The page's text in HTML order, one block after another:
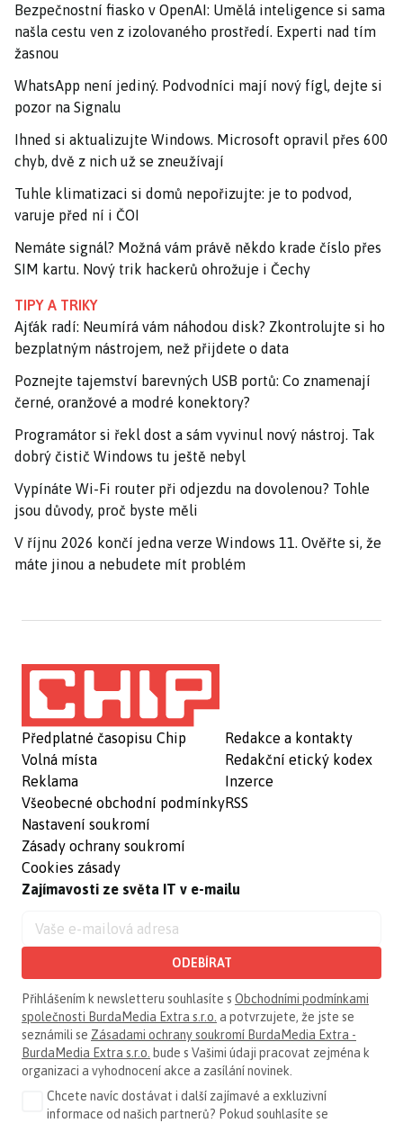
Bezpečnostní fiasko v OpenAI: Umělá inteligence si sama
našla cestu ven z izolovaného prostředí. Experti nad tím
žasnou
WhatsApp není jediný. Podvodníci mají nový fígl, dejte si
pozor na Signalu
Ihned si aktualizujte Windows. Microsoft opravil přes 600
chyb, dvě z nich už se zneužívají
Tuhle klimatizaci si domů nepořizujte: je to podvod,
varuje před ní i ČOI
Nemáte signál? Možná vám právě někdo krade číslo přes
SIM kartu. Nový trik hackerů ohrožuje i Čechy
TIPY A TRIKY
Ajťák radí: Neumírá vám náhodou disk? Zkontrolujte si ho
bezplatným nástrojem, než přijdete o data
Poznejte tajemství barevných USB portů: Co znamenají
černé, oranžové a modré konektory?
Programátor si řekl dost a sám vyvinul nový nástroj. Tak
dobrý čistič Windows tu ještě nebyl
Vypínáte Wi-Fi router při odjezdu na dovolenou? Tohle
jsou důvody, proč byste měli
V říjnu 2026 končí jedna verze Windows 11. Ověřte si, že
máte jinou a nebudete mít problém
Předplatné časopisu Chip
Volná místa
Reklama
Všeobecné obchodní podmínky
Nastavení soukromí
Zásady ochrany soukromí
Cookies zásady
Redakce a kontakty
Redakční etický kodex
Inzerce
RSS
Zajímavosti ze světa IT v e-mailu
ODEBÍRAT
Přihlášením k newsletteru souhlasíte s Obchodními podmínkami
společnosti BurdaMedia Extra s.r.o. a potvrzujete, že jste se
seznámili se Zásadami ochrany soukromí BurdaMedia Extra -
BurdaMedia Extra s.r.o. bude s Vašimi údaji pracovat zejména k
organizaci a vyhodnocení akce a zasílání novinek.
Chcete navíc dostávat i další zajímavé a exkluzivní
informace od našich partnerů? Pokud souhlasíte se